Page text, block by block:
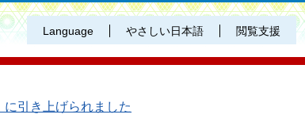
Language やさしい日本語 閲覧支援
引き上げられました